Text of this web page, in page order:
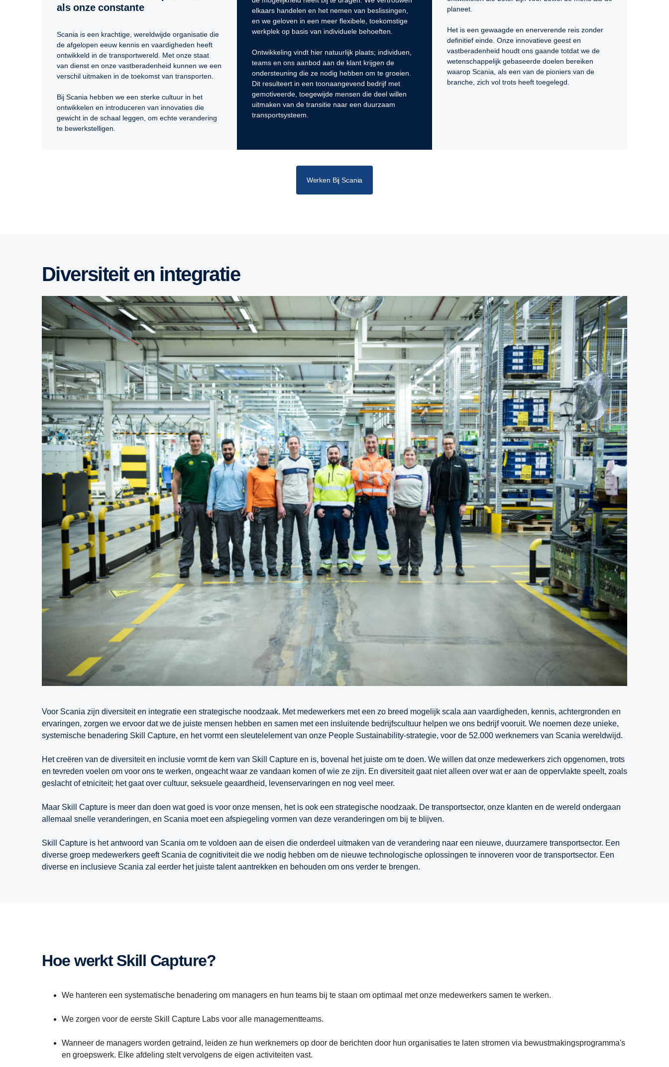
als onze constante
Scania is een krachtige, wereldwijde organisatie die
de afgelopen eeuw kennis en vaardigheden heeft
ontwikkeld in de transportwereld. Met onze staat
van dienst en onze vastberadenheid kunnen we een
verschil uitmaken in de toekomst van transporten.
Bij Scania hebben we een sterke cultuur in het
ontwikkelen en introduceren van innovaties die
gewicht in de schaal leggen, om echte verandering
te bewerkstelligen.
elkaars handelen en het nemen van beslissingen,
en we geloven in een meer flexibele, toekomstige
werkplek op basis van individuele behoeften.
Ontwikkeling vindt hier natuurlijk plaats; individuen,
teams en ons aanbod aan de klant krijgen de
ondersteuning die ze nodig hebben om te groeien.
Dit resulteert in een toonaangevend bedrijf met
gemotiveerde, toegewijde mensen die deel willen
uitmaken van de transitie naar een duurzaam
transportsysteem.
planeet.
Het is een gewaagde en enerverende reis zonder
definitief einde. Onze innovatieve geest en
vastberadenheid houdt ons gaande totdat we de
wetenschappelijk gebaseerde doelen bereiken
waarop Scania, als een van de pioniers van de
branche, zich vol trots heeft toegelegd.
Werken Bij Scania
Diversiteit en integratie
Voor Scania zijn diversiteit en integratie een strategische noodzaak. Met medewerkers met een zo breed mogelijk scala aan vaardigheden, kennis, achtergronden en
ervaringen, zorgen we ervoor dat we de juiste mensen hebben en samen met een insluitende bedrijfscultuur helpen we ons bedrijf vooruit. We noemen deze unieke,
systemische benadering Skill Capture, en het vormt een sleutelelement van onze People Sustainability-strategie, voor de 52.000 werknemers van Scania wereldwijd.
Het creëren van de diversiteit en inclusie vormt de kern van Skill Capture en is, bovenal het juiste om te doen. We willen dat onze medewerkers zich opgenomen, trots
en tevreden voelen om voor ons te werken, ongeacht waar ze vandaan komen of wie ze zijn. En diversiteit gaat niet alleen over wat er aan de oppervlakte speelt, zoals
geslacht of etniciteit; het gaat over cultuur, seksuele geaardheid, levenservaringen en nog veel meer.
Maar Skill Capture is meer dan doen wat goed is voor onze mensen, het is ook een strategische noodzaak. De transportsector, onze klanten en de wereld ondergaan
allemaal snelle veranderingen, en Scania moet een afspiegeling vormen van deze veranderingen om bij te blijven.
Skill Capture is het antwoord van Scania om te voldoen aan de eisen die onderdeel uitmaken van de verandering naar een nieuwe, duurzamere transportsector. Een
diverse groep medewerkers geeft Scania de cognitiviteit die we nodig hebben om de nieuwe technologische oplossingen te innoveren voor de transportsector. Een
diverse en inclusieve Scania zal eerder het juiste talent aantrekken en behouden om ons verder te brengen.
Hoe werkt Skill Capture?
We hanteren een systematische benadering om managers en hun teams bij te staan om optimaal met onze medewerkers samen te werken.
We zorgen voor de eerste Skill Capture Labs voor alle managementteams.
Wanneer de managers worden getraind, leiden ze hun werknemers op door de berichten door hun organisaties te laten stromen via bewustmakingsprogramma's
en groepswerk. Elke afdeling stelt vervolgens de eigen activiteiten vast.